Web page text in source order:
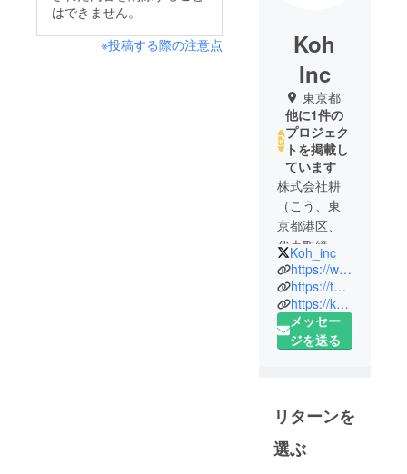
はできません。
※投稿する際の注意点
Koh
Inc
東京都
他に1件の
プロジェク
トを掲載し
ています
株式会社耕
（こう、東
京都港区、
代表取締役
藤井耕
太）。純米
大吟醸「想
定内」「想
定外」をは
酒類のプロ
デュース及
び販売、イ
Koh_inc
https://www.facebook.com/Koh.inc
https://twitter.com/Koh_inc
https://koh-inc.jp/shop/
メッセー
ジを送る
リターンを
選ぶ